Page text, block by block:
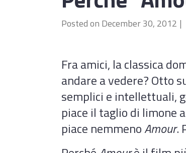
Posted on December 30, 2012
Fra amici, la classica
andare a vedere? Otto
semplici e intellettuali,
piace il taglio di limone
piace nemmenoAmour.